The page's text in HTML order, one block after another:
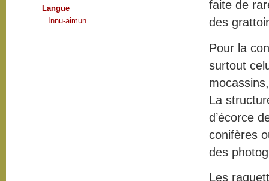
Langue
Innu-aimun
faite de
des
Pour la
surtout
La
d’écorce
conifères
des
Les